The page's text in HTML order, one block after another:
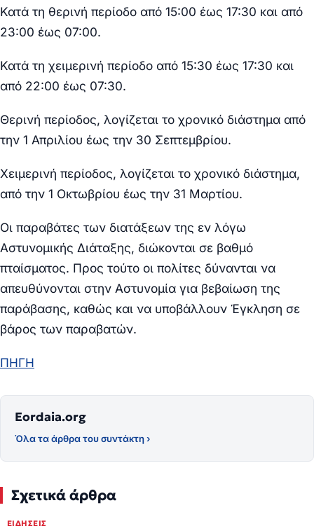
Κατά τη θερινή περίοδο από 15:00 έως 17:30 και από
23:00 έως 07:00.
Κατά τη χειμερινή περίοδο από 15:30 έως 17:30 και
από 22:00 έως 07:30.
Θερινή περίοδος, λογίζεται το χρονικό διάστημα από
την 1 Απριλίου έως την 30 Σεπτεμβρίου.
Χειμερινή περίοδος, λογίζεται το χρονικό διάστημα,
από την 1 Οκτωβρίου έως την 31 Μαρτίου.
Οι παραβάτες των διατάξεων της εν λόγω
Αστυνομικής Διάταξης, διώκονται σε βαθμό
πταίσματος. Προς τούτο οι πολίτες δύνανται να
απευθύνονται στην Αστυνομία για βεβαίωση της
παράβασης, καθώς και να υποβάλλουν Έγκληση σε
βάρος των παραβατών.
ΠΗΓΗ
Eordaia.org
Όλα τα άρθρα του συντάκτη ›
Σχετικά άρθρα
ΕΙΔΉΣΕΙΣ